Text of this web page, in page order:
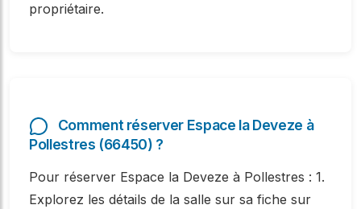
propriétaire.
Comment réserver Espace la Deveze à
Pollestres (66450) ?
Pour réserver Espace la Deveze à Pollestres : 1.
Explorez les détails de la salle sur sa fiche sur